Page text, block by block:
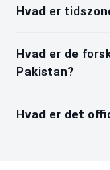
Hvad er
Hvad er de
Pakistan?
Hvad er det